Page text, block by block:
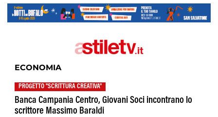
ECONOMIA
PROGETTO "SCRITTURA CREATIVA"
Banca Campania Centro, Giovani Soci incontrano lo
scrittore Massimo Baraldi